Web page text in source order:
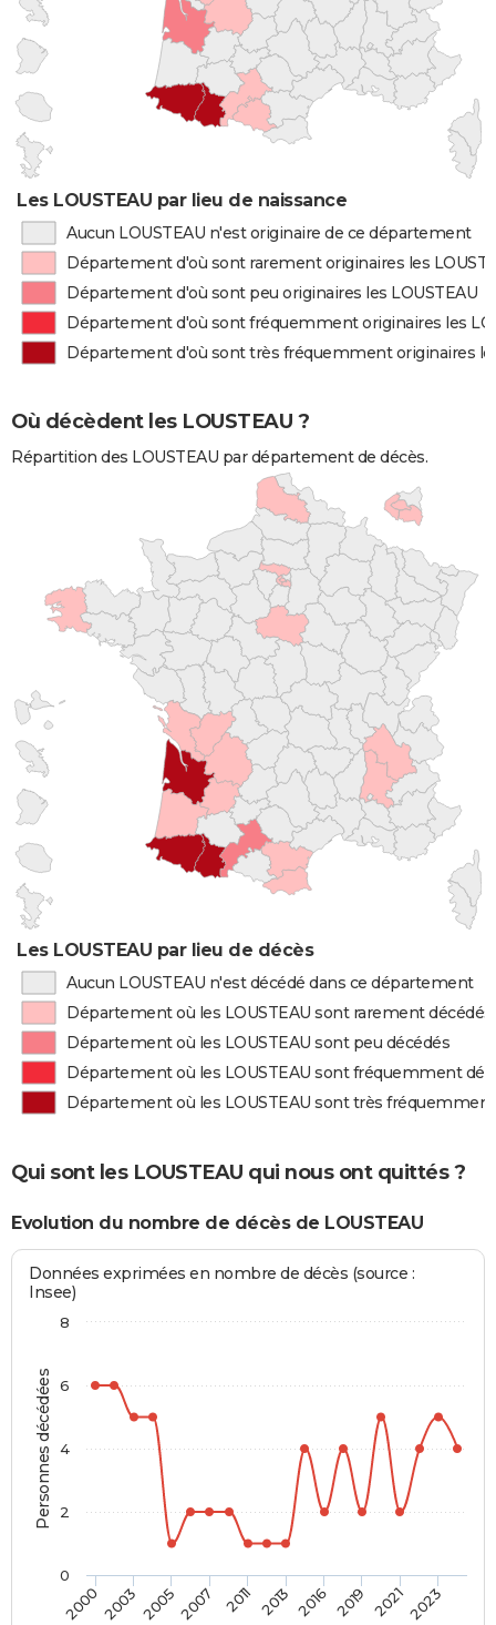
Les LOUSTEAU par lieu de naissance
Aucun LOUSTEAU n'est originaire de ce département
Département d'où sont rarement originaires les
Département d'où sont peu originaires les LOUSTEAU
Département d'où sont fréquemment originaires les
Département d'où sont très fréquemment originaires
Où décèdent les LOUSTEAU ?
Répartition des LOUSTEAU par département de décès.
Les LOUSTEAU par lieu de décès
Aucun LOUSTEAU n'est décédé dans ce département
Département où les LOUSTEAU sont rarement décédés
Département où les LOUSTEAU sont peu décédés
Département où les LOUSTEAU sont fréquemment
Département où les LOUSTEAU sont très
Qui sont les LOUSTEAU qui nous ont quittés ?
Evolution du nombre de décès de LOUSTEAU
Personnes décédées
Données exprimées en nombre de décès (source :
Insee)
2000200320052007 2011 2013 2016 2019 20212023
0
2
4
6
8